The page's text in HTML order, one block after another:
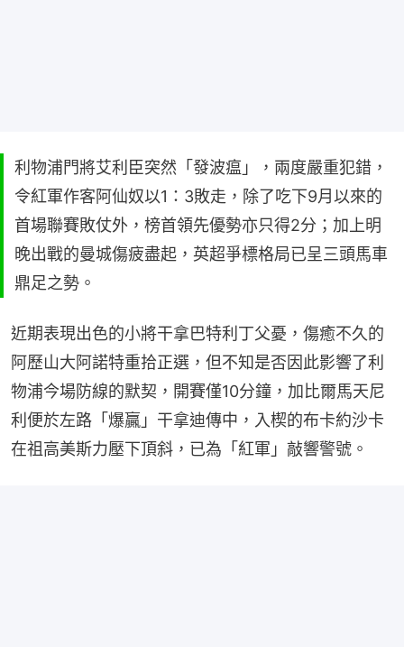
利物浦門將艾利臣突然「發波瘟」，兩度嚴重犯錯，
令紅軍作客阿仙奴以1：3敗走，除了吃下9月以來的
首場聯賽敗仗外，榜首領先優勢亦只得2分；加上明
晚出戰的曼城傷疲盡起，英超爭標格局已呈三頭馬車
鼎足之勢。
近期表現出色的小將干拿巴特利丁父憂，傷癒不久的
阿歷山大阿諾特重拾正選，但不知是否因此影響了利
物浦今場防線的默契，開賽僅10分鐘，加比爾馬天尼
利便於左路「爆贏」干拿迪傳中，入楔的布卡約沙卡
在祖高美斯力壓下頂斜，已為「紅軍」敲響警號。